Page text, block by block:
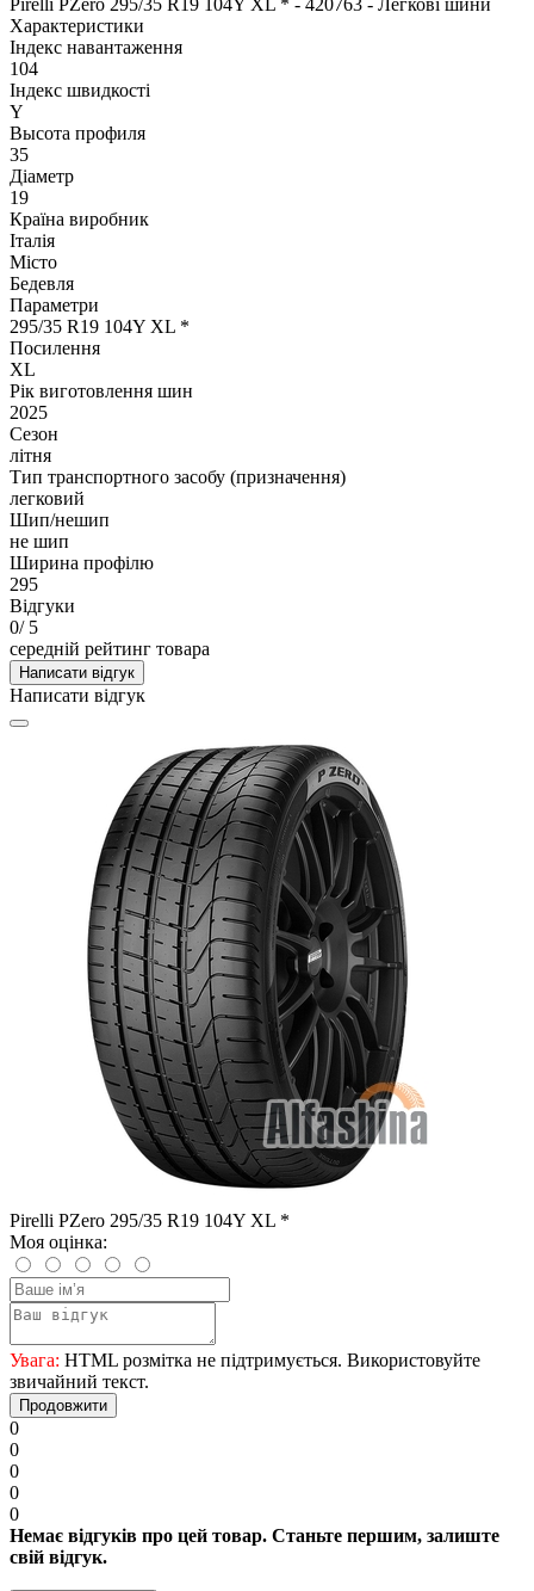
Характеристики
Індекс навантаження
104
Індекс швидкості
Y
Высота профиля
35
Діаметр
19
Країна виробник
Італія
Місто
Бедевля
Параметри
295/35 R19 104Y XL *
Посилення
XL
Рік виготовлення шин
2025
Сезон
літня
Тип транспортного засобу (призначення)
легковий
Шип/нешип
не шип
Ширина профілю
295
Відгуки
0/ 5
середній рейтинг товара
Написати відгук
Написати відгук
Pirelli PZero 295/35 R19 104Y XL *
Моя оцінка:
Увага: HTML розмітка не підтримується. Використовуйте
звичайний текст.
Продовжити
0
0
0
0
0
Немає відгуків про цей товар. Станьте першим, залиште
свій відгук.